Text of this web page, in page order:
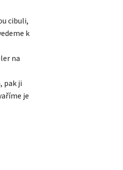
cibuli,
k
na
pak ji
je